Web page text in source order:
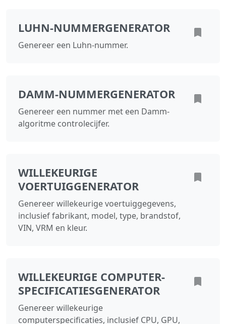
LUHN-NUMMERGENERATOR
Genereer een Luhn-nummer.
DAMM-NUMMERGENERATOR
Genereer een nummer met een Damm-
algoritme controlecijfer.
WILLEKEURIGE
VOERTUIGGENERATOR
Genereer willekeurige voertuiggegevens,
inclusief fabrikant, model, type, brandstof,
VIN, VRM en kleur.
WILLEKEURIGE COMPUTER-
SPECIFICATIESGENERATOR
Genereer willekeurige
computerspecificaties, inclusief CPU, GPU,